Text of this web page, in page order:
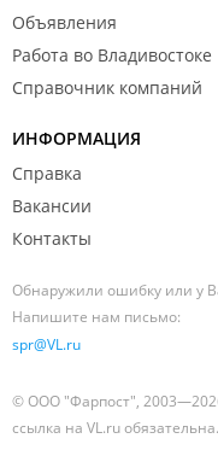
Объявления
Работа во Владивостоке
Справочник компаний
ИНФОРМАЦИЯ
Справка
Вакансии
Контакты
Обнаружили ошибку или у
Напишите нам письмо:
spr@VL.ru
© ООО "Фарпост",
ссылка на VL.ru